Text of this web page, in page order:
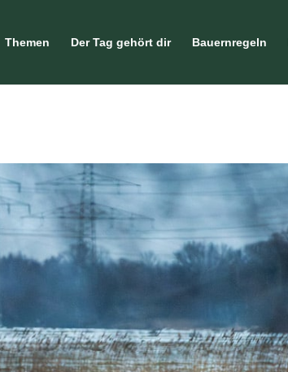
Themen Der Tag gehört dir Bauernregeln